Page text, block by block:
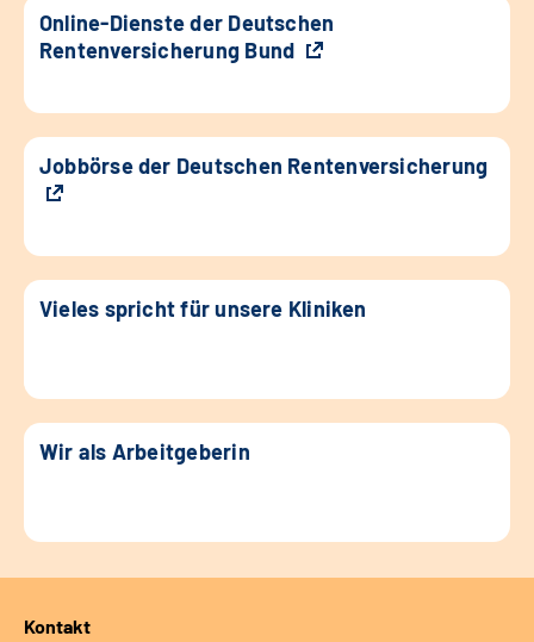
Online-Dienste der Deutschen
Rentenversicherung Bund
Jobbörse der Deutschen Rentenversicherung
Vieles spricht für unsere Kliniken
Wir als Arbeitgeberin
Kontakt